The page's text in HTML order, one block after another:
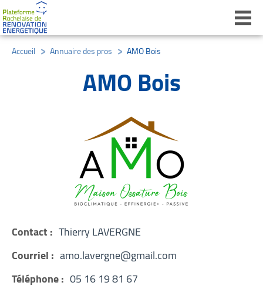
Accueil Annuaire des pros AMO Bois
AMO Bois
Contact : Thierry LAVERGNE
Courriel : amo.lavergne@gmail.com
Téléphone : 05 16 19 81 67